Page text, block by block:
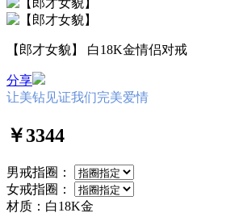
【郎才女貌】 白18K金情侣对戒
分享
让美钻见证我们完美爱情
￥3344
男戒指圈：
女戒指圈：
材质： 白18K金